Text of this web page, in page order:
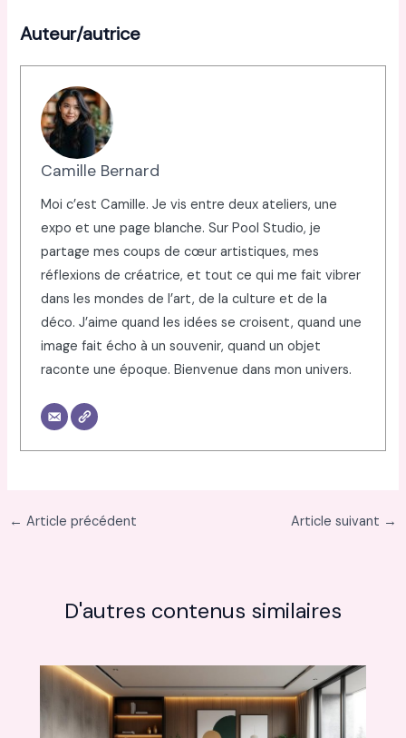
Auteur/autrice
Camille Bernard
Moi c’est Camille. Je vis entre deux ateliers, une
expo et une page blanche. Sur Pool Studio, je
partage mes coups de cœur artistiques, mes
réflexions de créatrice, et tout ce qui me fait vibrer
dans les mondes de l’art, de la culture et de la
déco. J’aime quand les idées se croisent, quand une
image fait écho à un souvenir, quand un objet
raconte une époque. Bienvenue dans mon univers.
← Article précédent Article suivant →
D'autres contenus similaires